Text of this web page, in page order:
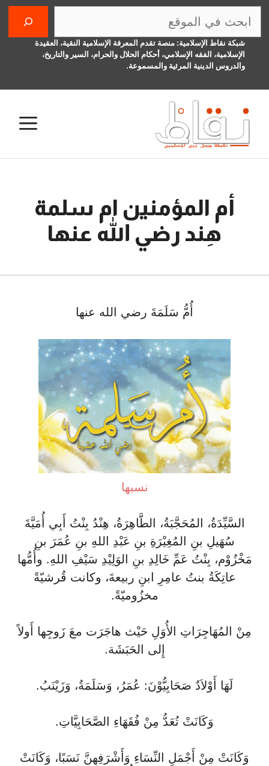
انتقل
المحتوىشبكة نقاط الإسلامية: منصة تقدم المعرفة الإسلامية النقية، العقيدة
الإسلامية، الفقه الإسلامي، أحكام الحلال والحرام، السير والتاريخ،
والدروس الدينية المرئية والمسموعة.
أم المؤمنين ام سلمة
هِند رضي الله عنها
أُمُّ سَلَمَةَ رضي الله عنها
نسبها
السَّيِّدَةُ، المُحَجَّبَةُ، الطَّاهِرَةُ، هِنْدُ بِنْتُ أَبِي أُمَيَّةَ
سُهَيلِ بنِ المُغِيْرَةِ بنِ عَبْدِ اللهِ بنِ عُمَرَ بنِ
مَخْزُوْم، بِنْتُ عَمِّ خَالِدِ بنِ الوَلِيْدِ سَيْفِ اللهِ. وأُمُّها
عاتِكَةُ بنتُ عامِرِ ابنِ ربيعةَ، وكانت قُرشيّةً
مخزُوميّةً.
مِنْ المُهَاجِرَاتِ الأُوَلِ حَيْث هاجَرَت معَ زَوجِها أَولاً
إِلى الحَبَشَة.
لَهَا أَوْلاَدٌ صَحَابِيُّوْنَ: عُمَرُ، وَسَلَمَةُ، وَزَيْنَبُ.
وَكَانَتْ تُعَدُّ مِنْ فُقَهَاءِ الصَّحَابِيَّاتِ.
وَكَانَتْ مِنْ أَجْمَلِ النِّسَاءِ وَأَشْرَفِهِنَّ نَسَبًا، وَكَانَتْ